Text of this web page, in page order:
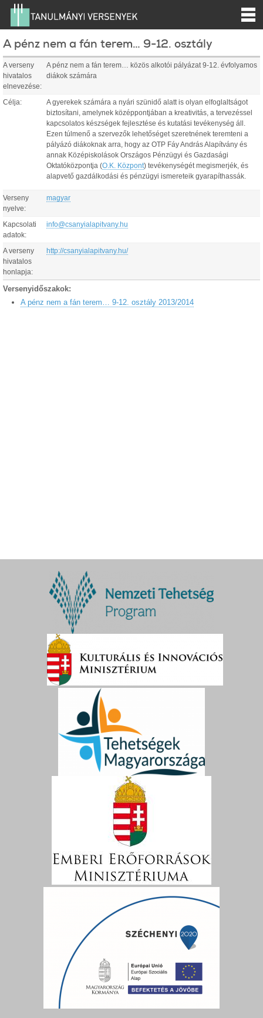
A pénz nem a fán terem… 9-12. osztály
A verseny
hivatalos
elnevezése:
A pénz nem a fán terem… közös alkotói pályázat 9-12. évfolyamos
diákok számára
Célja:
A gyerekek számára a nyári szünidő alatt is olyan elfoglaltságot
biztosítani, amelynek középpontjában a kreativitás, a tervezéssel
kapcsolatos készségek fejlesztése és kutatási tevékenység áll.
Ezen túlmenő a szervezők lehetőséget szeretnének teremteni a
pályázó diákoknak arra, hogy az OTP Fáy András Alapítvány és
annak Középiskolások Országos Pénzügyi és Gazdasági
Oktatóközpontja (O.K. Központ) tevékenységét megismerjék, és
alapvető gazdálkodási és pénzügyi ismereteik gyarapíthassák.
Verseny
nyelve:
magyar
Kapcsolati
adatok:
info@csanyialapitvany.hu
A verseny
hivatalos
honlapja:
http://csanyialapitvany.hu/
Versenyidőszakok:
A pénz nem a fán terem… 9-12. osztály 2013/2014